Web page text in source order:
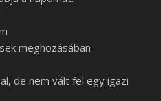
meghozásában
de nem vált fel egy igazi